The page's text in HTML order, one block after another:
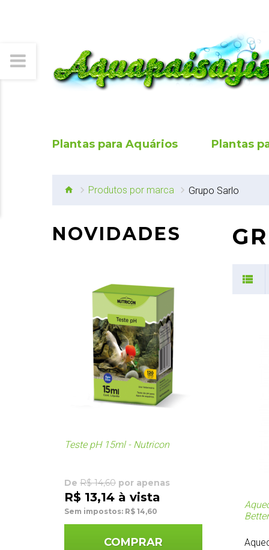
Plantas para Aquários Plantas
Produtos por marca Grupo Sarlo
NOVIDADES
Teste pH 15ml - Nutricon
De R$ 14,60 por apenas
R$ 13,14 à vista
Sem impostos: R$ 14,60
COMPRAR